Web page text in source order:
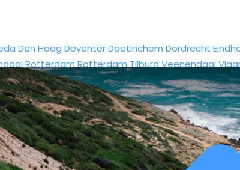
Den Haag DeventerDoetinchem Dordrecht
Rotterdam Rotterdam Tilburg Veenendaal